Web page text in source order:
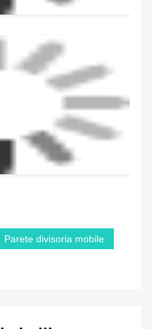
Parete divisoria mobile